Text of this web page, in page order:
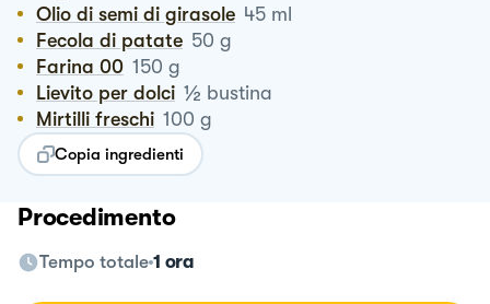
Olio di semi di girasole 45 ml
Fecola di patate 50 g
Farina 00 150 g
Lievito per dolci ½ bustina
Mirtilli freschi 100 g
Copia ingredienti
Procedimento
Tempo totale 1 ora